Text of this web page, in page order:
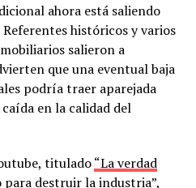
ahora está saliendo
históricos y varios
salieron a
que una eventual baja
podría traer aparejada
en la calidad del
titulado“La verdad
destruir la industria”,